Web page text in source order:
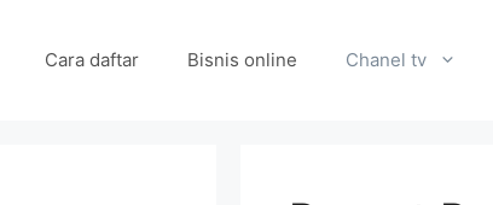
Cara daftar Bisnis online Chanel tv